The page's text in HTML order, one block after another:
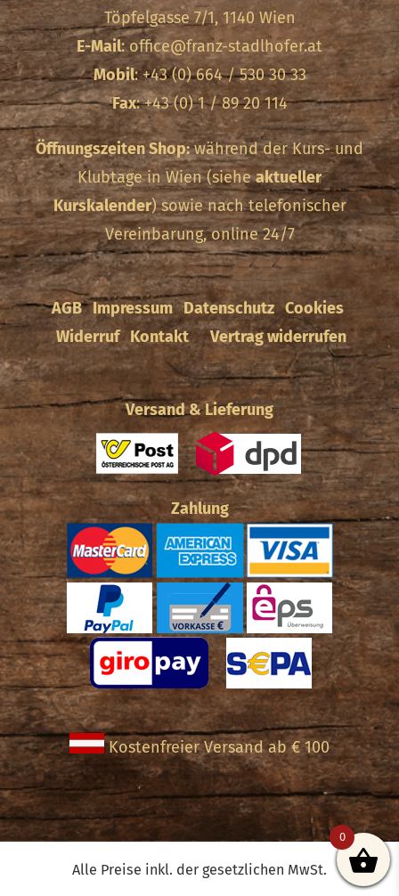
Töpfelgasse 7/1, 1140 Wien
E-Mail:office@franz-stadlhofer.at
Mobil: +43 (0) 664 / 530 30 33
Fax: +43 (0) 1 / 89 20 114
Öffnungszeiten Shop:während der Kurs- und
Klubtage in Wien (sieheaktueller
Kurskalender) sowie nach telefonischer
Vereinbarung, online 24/7
AGB Impressum Datenschutz Cookies
Widerruf Kontakt Vertrag widerrufen
Versand & Lieferung
Zahlung
Kostenfreier Versand ab € 100
Alle Preise inkl. der gesetzlichen MwSt.
0